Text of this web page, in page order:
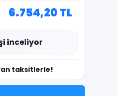
6.754,20 TL
inceliyor
taksitlerle!